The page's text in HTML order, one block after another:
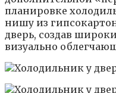
планировке
нишу из
дверь, создав
визуально